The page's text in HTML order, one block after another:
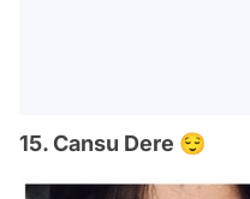
15. Cansu Dere 😌